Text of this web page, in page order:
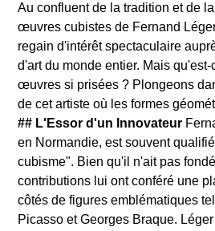
Au confluent de la tradition et de
œuvres cubistes de Fernand
regain d'intérêt spectaculaire
d'art du monde entier. Mais
œuvres si prisées ? Plongeons
de cet artiste où les formes
## L'Essor d'un Innovateur
en Normandie, est souvent
cubisme". Bien qu'il n'ait pas
contributions lui ont conféré une
côtés de figures emblématiques
Picasso et Georges Braque.